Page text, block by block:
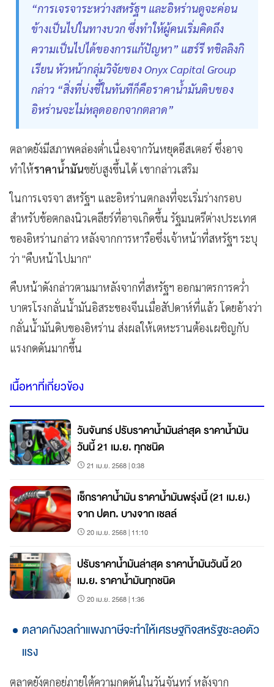
“การเจรจาระหว่างสหรัฐฯ และอิหร่านดูจะค่อน
ข้างเป็นไปในทางบวก ซึ่งทำให้ผู้คนเริ่มคิดถึง
ความเป็นไปได้ของการแก้ปัญหา” แฮร์รี ทชิลลิงกิ
เรียน หัวหน้ากลุ่มวิจัยของ Onyx Capital Group
กล่าว “สิ่งที่บ่งชี้ในทันทีก็คือราคาน้ำมันดิบของ
อิหร่านจะไม่หลุดออกจากตลาด”
ตลาดยังมีสภาพคล่องต่ำเนื่องจากวันหยุดอีสเตอร์ ซึ่งอาจ
ทำให้ราคาน้ำมันขยับสูงขึ้นได้ เขากล่าวเสริม
ในการเจรจา สหรัฐฯ และอิหร่านตกลงที่จะเริ่มร่างกรอบ
สำหรับข้อตกลงนิวเคลียร์ที่อาจเกิดขึ้น รัฐมนตรีต่างประเทศ
ของอิหร่านกล่าว หลังจากการหารือซึ่งเจ้าหน้าที่สหรัฐฯ ระบุ
ว่า "คืบหน้าไปมาก"
คืบหน้าดังกล่าวตามมาหลังจากที่สหรัฐฯ ออกมาตรการคว่ำ
บาตรโรงกลั่นน้ำมันอิสระของจีนเมื่อสัปดาห์ที่แล้ว โดยอ้างว่า
กลั่นน้ำมันดิบของอิหร่าน ส่งผลให้เตหะรานต้องเผชิญกับ
แรงกดดันมากขึ้น
เนื้อหาที่เกี่ยวข้อง
วันจันทร์ ปรับราคาน้ำมันล่าสุด ราคาน้ำมัน
วันนี้ 21 เม.ย. ทุกชนิด
21 เม.ย. 2568 | 0:38
เช็กราคาน้ำมัน ราคาน้ำมันพรุ่งนี้ (21 เม.ย.)
จาก ปตท. บางจาก เชลล์
20 เม.ย. 2568 | 11:10
ปรับราคาน้ำมันล่าสุด ราคาน้ำมันวันนี้ 20
เม.ย. ราคาน้ำมันทุกชนิด
20 เม.ย. 2568 | 1:36
ตลาดกังวลกำแพงภาษีจะทำให้เศรษฐกิจสหรัฐชะลอตัว
แรง
ตลาดยังตกอยู่ภายใต้ความกดดันในวันจันทร์ หลังจาก